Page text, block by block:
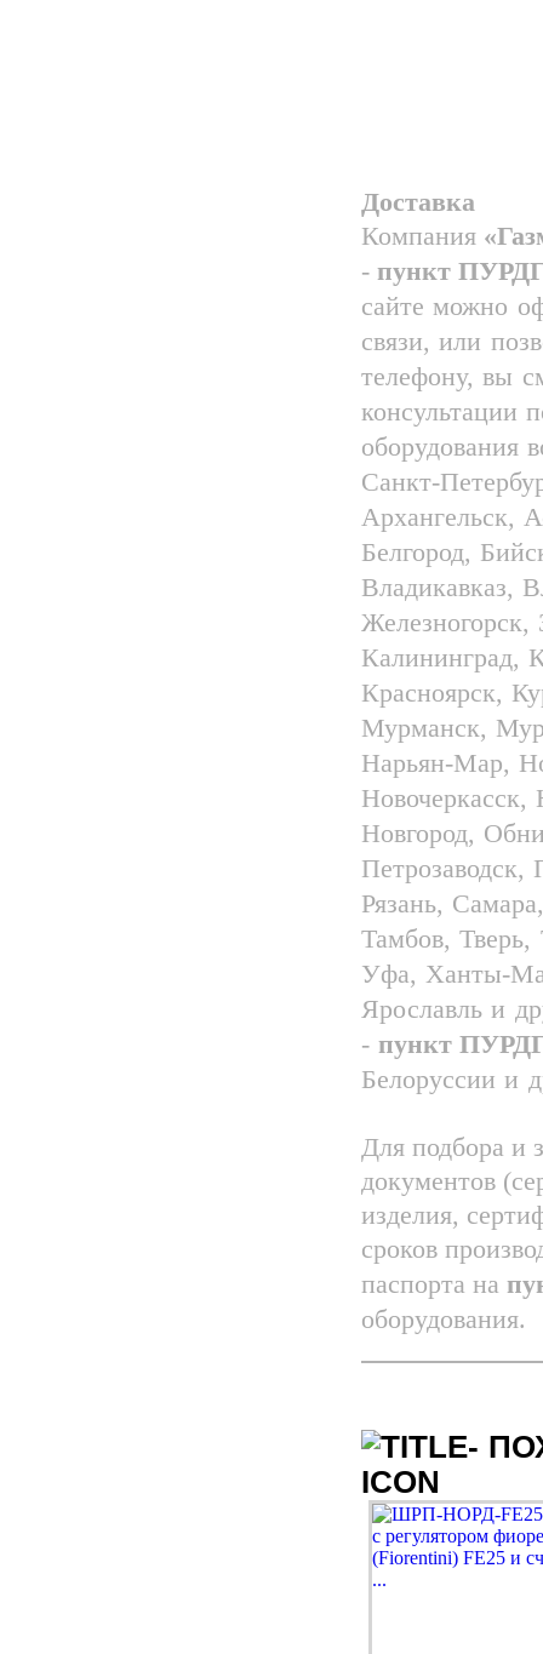
Доставка
Компания
- пункт
сайте можно
связи, или
телефону, вы
консультации
оборудования
Санкт-
Архангельск,
Белгород,
Владикавказ,
Калининград,
Красноярск,
Мурманск,
Нарьян-Мар,
Новгород,
Петрозаводск,
Рязань,
Тамбов, Тверь,
Уфа, Ханты-
Ярославль и
-пункт
Белоруссии и
Для подбора и
документов
изделия,
сроков
паспорта на
оборудования.